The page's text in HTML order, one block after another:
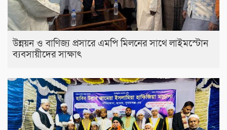
উন্নয়ন ও বাণিজ্য প্রসারে এমপি মিলনের সাথে লাইমস্টোন
ব্যবসায়ীদের সাক্ষাৎ